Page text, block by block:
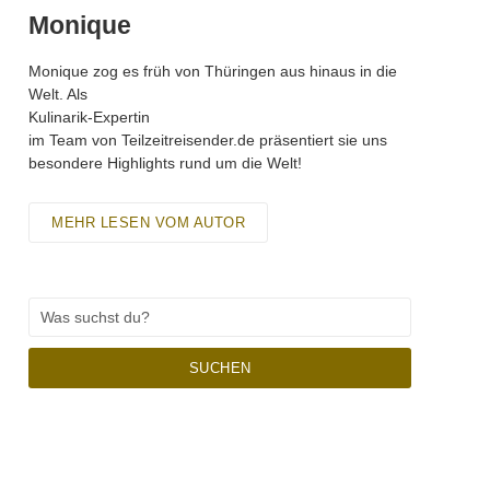
Monique
Monique zog es früh von Thüringen aus hinaus in die
Welt. Als
Kulinarik-Expertin
im Team von Teilzeitreisender.de präsentiert sie uns
besondere Highlights rund um die Welt!
MEHR LESEN VOM AUTOR
SUCHEN